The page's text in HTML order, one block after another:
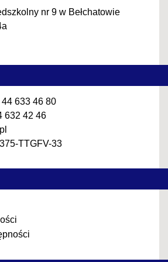
nr 9 w Bełchatowie
633 46 80
632 42 46
TTGFV-33